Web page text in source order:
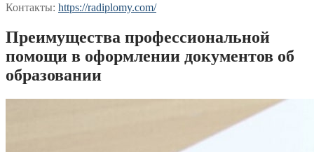
Контакты: https://radiplomy.com/
Преимущества профессиональной
помощи в оформлении документов об
образовании